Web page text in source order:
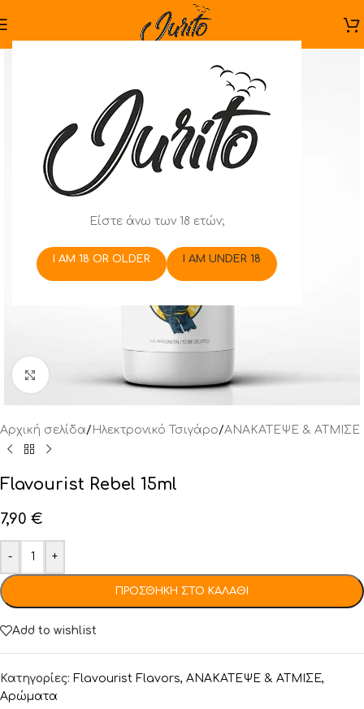
Είστε άνω των 18 ετών;
I AM 18 OR OLDER I AM UNDER 18
Click to enlarge
Αρχική σελίδα/ Ηλεκτρονικό Τσιγάρο/ΑΝΑΚΑΤΕΨΕ & ΑΤΜΙΣΕ
Flavourist Rebel 15ml
7,90 €
- +
ΠΡΟΣΘΉΚΗ ΣΤΟ ΚΑΛΆΘΙ
Add to wishlist
Κατηγορίες: Flavourist Flavors, ΑΝΑΚΑΤΕΨΕ & ΑΤΜΙΣΕ,
Αρώματα